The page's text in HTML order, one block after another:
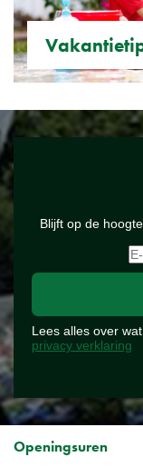
Blijft op de
Lees alles over
privacy verklaring
Openingsuren